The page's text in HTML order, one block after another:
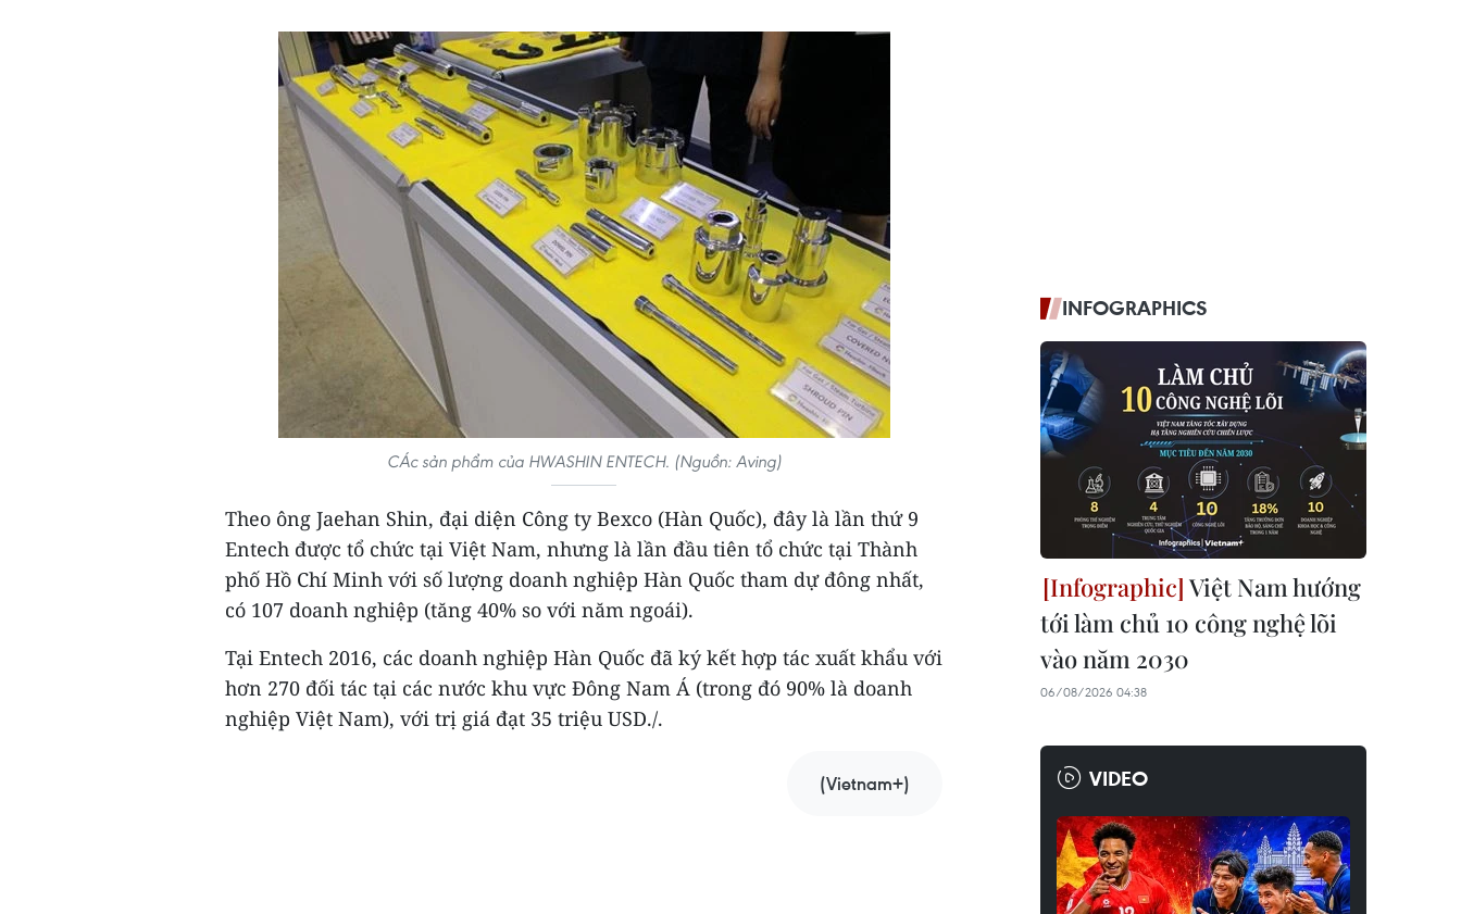
CÁc sản phẩm của HWASHIN ENTECH. (Nguồn: Aving)
Theo ông Jaehan Shin, đại diện Công ty Bexco (Hàn Quốc), đây là lần thứ 9
Entech được tổ chức tại Việt Nam, nhưng là lần đầu tiên tổ chức tại Thành
phố Hồ Chí Minh với số lượng doanh nghiệp Hàn Quốc tham dự đông nhất,
có 107 doanh nghiệp (tăng 40% so với năm ngoái).
Tại Entech 2016, các doanh nghiệp Hàn Quốc đã ký kết hợp tác xuất khẩu với
hơn 270 đối tác tại các nước khu vực Đông Nam Á (trong đó 90% là doanh
nghiệp Việt Nam), với trị giá đạt 35 triệu USD./.
(Vietnam+)
INFOGRAPHICS
Việt Nam hướng
tới làm chủ 10 công nghệ lõi
vào năm 2030
06/08/2026 04:38
VIDEO